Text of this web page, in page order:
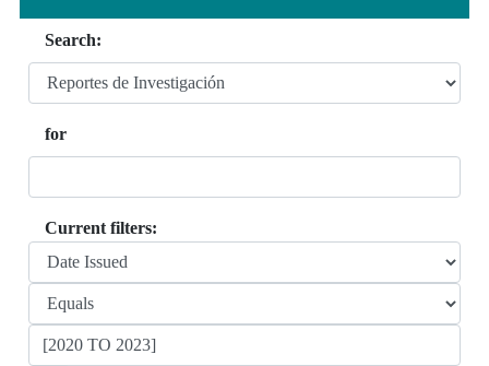
Search:
for
Current filters: